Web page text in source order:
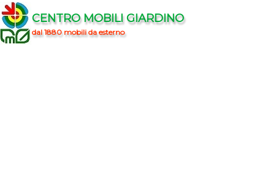
CENTRO MOBILI GIARDINO
dal 1880 mobili da esterno